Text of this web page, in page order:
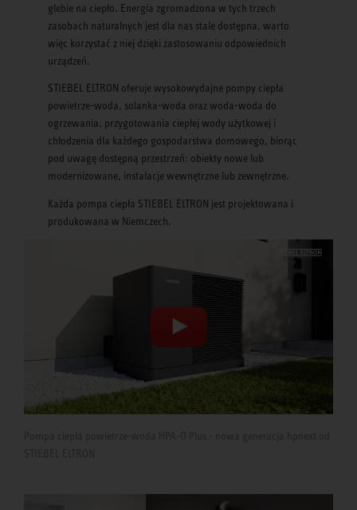
glebie na ciepło. Energia zgromadzona w tych trzech
zasobach naturalnych jest dla nas stale dostępna, warto
więc korzystać z niej dzięki zastosowaniu odpowiednich
urządzeń.
STIEBEL ELTRON oferuje wysokowydajne pompy ciepła
powietrze-woda, solanka-woda oraz woda-woda do
ogrzewania, przygotowania ciepłej wody użytkowej i
chłodzenia dla każdego gospodarstwa domowego, biorąc
pod uwagę dostępną przestrzeń: obiekty nowe lub
modernizowane, instalacje wewnętrzne lub zewnętrzne.
Każda pompa ciepła STIEBEL ELTRON jest projektowana i
produkowana w Niemczech.